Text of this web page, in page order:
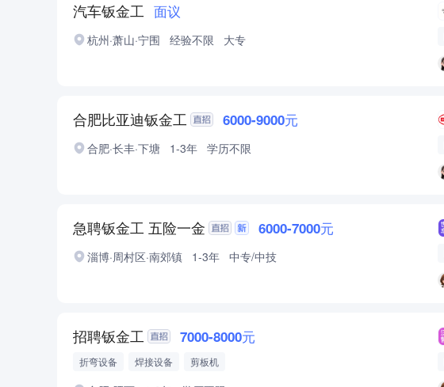
汽车钣金工 面议
杭州·萧山·宁围 经验不限 大专
合肥比亚迪钣金工 6000-9000元
合肥·长丰·下塘 1-3年 学历不限
急聘钣金工 五险一金 6000-7000元
淄博·周村区·南郊镇 1-3年 中专/中技
招聘钣金工 7000-8000元
折弯设备 焊接设备 剪板机